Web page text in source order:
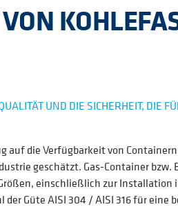
UND DIE SICHERHEIT, DIE
auf die Verfügbarkeit von
geschätzt. Gas-Container
einschließlich zur
Güte AISI 304 / AISI 316 für